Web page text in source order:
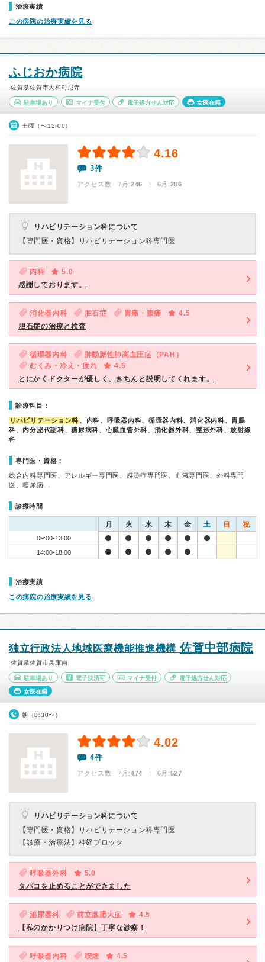
治療実績
この病院の治療実績を見る
ふじおか病院
佐賀県佐賀市大和町尼寺
駐車場あり マイナ受付 電子処方せん対応 女医在籍
土曜（〜13:00）
4.16
3件
アクセス数 7月:246 | 6月:286
リハビリテーション科について
【専門医・資格】
リハビリテーション科専門医
内科
5.0
感謝しております。
消化器内科 胆石症 胃痛・腹痛
4.5
胆石症の治療と検査
循環器内科
肺動脈性肺高血圧症（PAH）
むくみ・冷え・疲れ
4.5
とにかくドクターが優しく、きちんと説明してくれます。
診療科目：
リハビリテーション科 、内科、呼吸器内科、循環器内科、消化器内科、胃腸
科、内分泌代謝科、糖尿病科、心臓血管外科、消化器外科、整形外科、放射線
科
専門医・資格：
総合内科専門医、アレルギー専門医、感染症専門医、血液専門医、外科専門
医、糖尿病…
診療時間
月 火 水 木 金 土 日 祝
09:00-13:00
14:00-18:00
治療実績
この病院の治療実績を見る
独立行政法人地域医療機能推進機構佐賀中部病院
佐賀県佐賀市兵庫南
駐車場あり 電子決済可 マイナ受付 電子処方せん対応
女医在籍
朝（8:30〜）
4.02
4件
アクセス数 7月:474 | 6月:527
リハビリテーション科について
【専門医・資格】
リハビリテーション科専門医
【診療・治療法】 神経ブロック
呼吸器外科
5.0
タバコを止めることができました
泌尿器科 前立腺肥大症
4.5
【私のかかりつけ病院】丁寧な診察！
呼吸器内科 喫煙 4.5